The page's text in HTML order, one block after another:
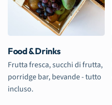
Food & Drinks
Frutta fresca, succhi di frutta,
porridge bar, bevande - tutto
incluso.